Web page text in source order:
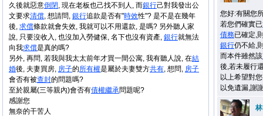
您好:有關您
若您們確實已
債務已確定,
銀行仍不給,
而本件雖然該
後,若未履行
以上希望對
以免遺漏,謝
久後就惡意倒閉, 現在老板也己找不到人, 而銀行己對我發出公
文要求清償, 想請問, 銀行追款是否有"時效性"? 是不是在幾年
後, 求償條款就會失效, 我就可以不用還款, 是嗎? 另外聽人家
說, 只要沒收入, 也沒加入勞健保, 名下也沒有資產, 銀行就無法
向我求償是真的嗎?
另外, 再問, 若我與我太太前年才買一間公寓, 我有聽人說, 在結
婚後, 夫妻買房, 房子的所有權是屬於夫妻雙方共有, 想問, 房子
會否有被查封的問題嗎?
至於親屬(三等親內)會否有債權繼承問題呢?
感謝您
無奈的干苦人